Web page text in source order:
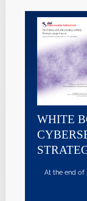
WHITE
At the end of